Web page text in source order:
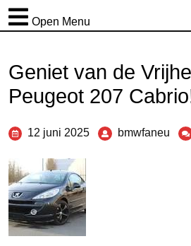
Open Menu
Geniet van de
Peugeot 207
12 juni 2025 bmwfaneu